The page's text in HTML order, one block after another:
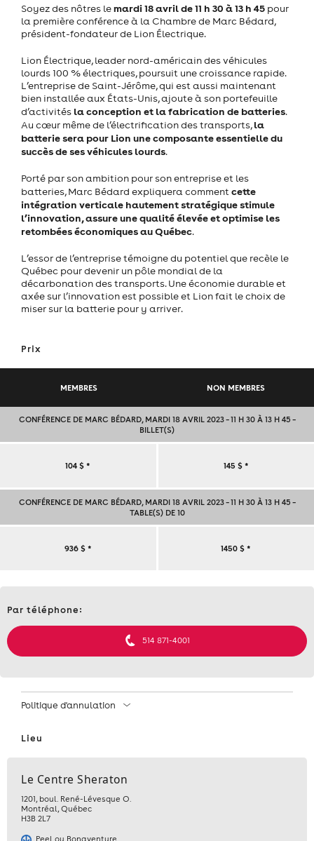
Soyez des nôtres lemardi 18 avril de 11 h 30 à 13 h 45 pour
la première conférence à la Chambre de Marc Bédard,
président-fondateur de Lion Électrique.
Lion Électrique, leader nord-américain des véhicules
lourds 100 % électriques, poursuit une croissance rapide.
L’entreprise de Saint-Jérôme, qui est aussi maintenant
bien installée aux États-Unis, ajoute à son portefeuille
d’activités la conception et la fabrication de batteries.
Au cœur même de l’électrification des transports,la
batterie sera pour Lion une composante essentielle du
succès de ses véhicules lourds.
Porté par son ambition pour son entreprise et les
batteries, Marc Bédard expliquera commentcette
intégration verticale hautement stratégique stimule
l’innovation, assure une qualité élevée et optimise les
retombées économiques au Québec.
L’essor de l’entreprise témoigne du potentiel que recèle le
Québec pour devenir un pôle mondial de la
décarbonation des transports. Une économie durable et
axée sur l’innovation est possible et Lion fait le choix de
miser sur la batterie pour y arriver.
Prix
MEMBRES NON MEMBRES
CONFÉRENCE DE MARC BÉDARD, MARDI 18 AVRIL 2023 – 11 H 30 À 13 H 45 –
BILLET(S)
CONFÉRENCE
MARC
BÉDARD,
18
–
104 $ * 145 $ *
CONFÉRENCE DE MARC BÉDARD, MARDI 18 AVRIL 2023 – 11 H 30 À 13 H 45 –
TABLE(S) DE 10
CONFÉRENCE
MARC
18
–
11
936 $ * 1450 $ *
etPar téléphone:
514 871-4001
Politique d'annulation
Lieu
Le Centre Sheraton
1201, boul. René-Lévesque O.
Montréal,Québec
H3B 2L7
Peel ou Bonaventure